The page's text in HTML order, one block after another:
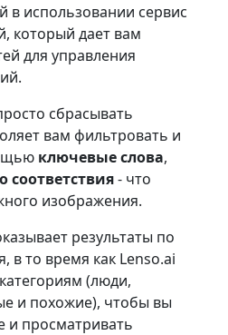
в использовании сервис
который дает вам
для управления
сбрасывать
вам фильтровать и
ключевые слова,
соответствия- что
изображения.
результаты по
в то время как Lenso.ai
(люди,
и похожие), чтобы вы
и просматривать